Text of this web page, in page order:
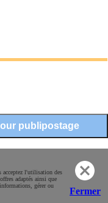
acceptez l'utilisation des
adaptés ainsi que
gérer ou
Fermer
Générales de Vente